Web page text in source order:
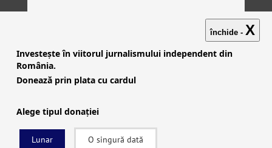
Investigații Știri |Explicative
închide - X
Investește în viitorul jurnalismului independent din
România.
Donează prin plata cu cardul
Alege tipul donației
Lunar O singură dată